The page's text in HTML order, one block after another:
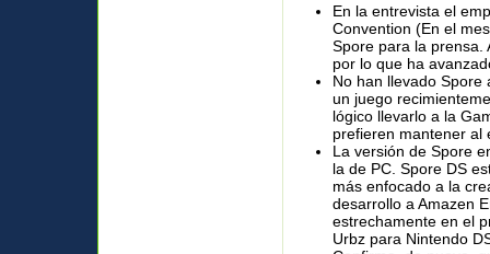
En la entrevista el
Convention (En el
Spore para la prensa.
por lo que ha
No han llevado Spore
un juego
lógico llevarlo a la
prefieren mantener al
La versión de Spore
la de PC. Spore DS
más enfocado a la
desarrollo a Amazen
estrechamente en el
Urbz para Nintendo